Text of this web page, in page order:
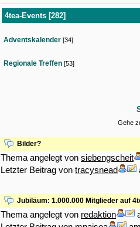
4tea-Events [282]
Adventskalender [34]
Regionale Treffen [53]
Gehe
Bilder?
Thema angelegt von siebengscheit
Letzter Beitrag von tracysnead
Jubiläum: 1.000.000 Mitglieder auf
Thema angelegt von redaktion